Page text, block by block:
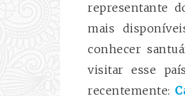
representante
mais
conhecer
visitar esse
recentemente: